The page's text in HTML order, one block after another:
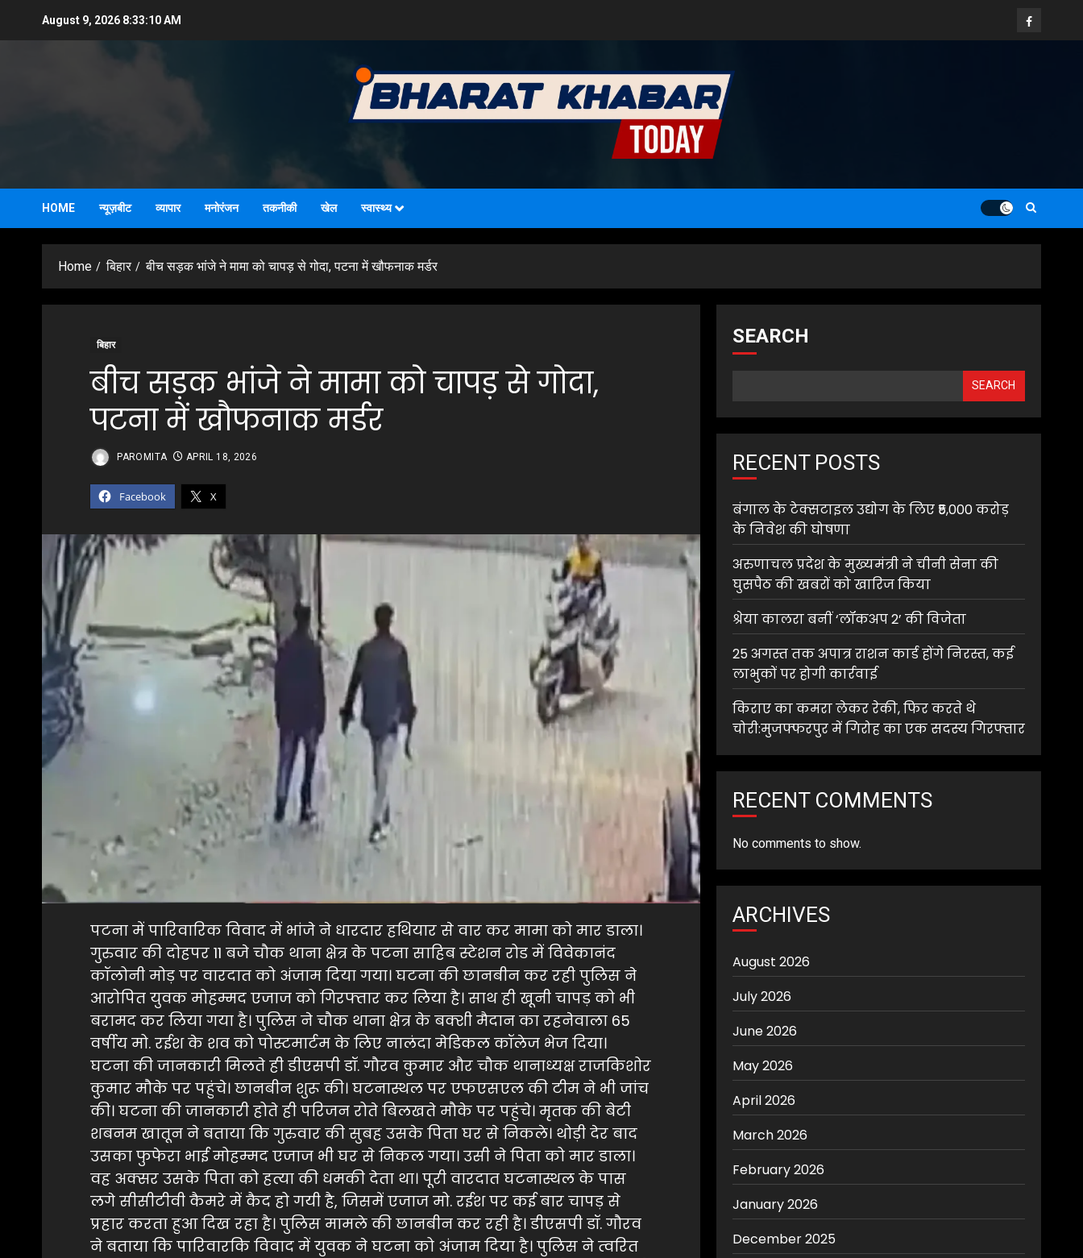
August 9, 2026 8:33:11 AM Facebook
HOME न्यूज़बीट व्यापार मनोरंजन तकनीकी खेल स्वास्थ्य
Home बिहार बीच सड़क भांजे ने मामा को चापड़ से गोदा, पटना में खौफनाक मर्डर
बिहार
बीच सड़क भांजे ने मामा को चापड़ से गोदा,
पटना में खौफनाक मर्डर
Facebook X
PAROMITA APRIL 18, 2026
पटना में पारिवारिक विवाद में भांजे ने धारदार हथियार से वार कर मामा को मार डाला।
गुरुवार की दोहपर 11 बजे चौक थाना क्षेत्र के पटना साहिब स्टेशन रोड में विवेकानंद
कॉलोनी मोड़ पर वारदात को अंजाम दिया गया। घटना की छानबीन कर रही पुलिस ने
आरोपित युवक मोहम्मद एजाज को गिरफ्तार कर लिया है। साथ ही खूनी चापड़ को भी
बरामद कर लिया गया है। पुलिस ने चौक थाना क्षेत्र के बक्शी मैदान का रहनेवाला 65
वर्षीय मो. रईश के शव को पोस्टमार्टम के लिए नालंदा मेडिकल कॉलेज भेज दिया।
घटना की जानकारी मिलते ही डीएसपी डॉ. गौरव कुमार और चौक थानाध्यक्ष राजकिशोर
कुमार मौके पर पहुंचे। छानबीन शुरू की। घटनास्थल पर एफएसएल की टीम ने भी जांच
की। घटना की जानकारी होते ही परिजन रोते बिलखते मौके पर पहुंचे। मृतक की बेटी
शबनम खातून ने बताया कि गुरुवार की सुबह उसके पिता घर से निकले। थोड़ी देर बाद
उसका फुफेरा भाई मोहम्मद एजाज भी घर से निकल गया। उसी ने पिता को मार डाला।
वह अक्सर उसके पिता को हत्या की धमकी देता था। पूरी वारदात घटनास्थल के पास
लगे सीसीटीवी कैमरे में कैद हो गयी है, जिसमें एजाज मो. रईश पर कई बार चापड़ से
प्रहार करता हुआ दिख रहा है। पुलिस मामले की छानबीन कर रही है। डीएसपी डॉ. गौरव
ने बताया कि पारिवारकि विवाद में युवक ने घटना को अंजाम दिया है। पुलिस ने त्वरित
SEARCH
SEARCH
RECENT POSTS
बंगाल के टेक्सटाइल उद्योग के लिए ₹5,000 करोड़
के निवेश की घोषणा
अरुणाचल प्रदेश के मुख्यमंत्री ने चीनी सेना की
घुसपैठ की खबरों को खारिज किया
श्रेया कालरा बनीं ‘लॉकअप 2’ की विजेता
25 अगस्त तक अपात्र राशन कार्ड होंगे निरस्त, कई
लाभुकों पर होगी कार्रवाई
किराए का कमरा लेकर रेकी, फिर करते थे
चोरी:मुजफ्फरपुर में गिरोह का एक सदस्य गिरफ्तार
RECENT COMMENTS
No comments to show.
ARCHIVES
August 2026
July 2026
June 2026
May 2026
April 2026
March 2026
February 2026
January 2026
December 2025